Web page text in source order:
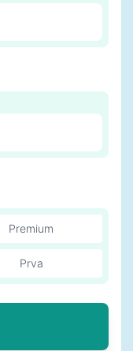
Premium
Prva